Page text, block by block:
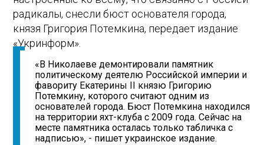
радикалы, снесли бюст основателя города,
князя Григория Потемкина, передает издание
«Укринформ».
«В Николаеве демонтировали памятник
политическому деятелю Российской империи и
фавориту Екатерины II князю Григорию
Потемкину, которого считают одним из
основателей города. Бюст Потемкина находился
на территории яхт-клуба с 2009 года. Сейчас на
месте памятника осталась только табличка с
надписью», - пишет украинское издание.